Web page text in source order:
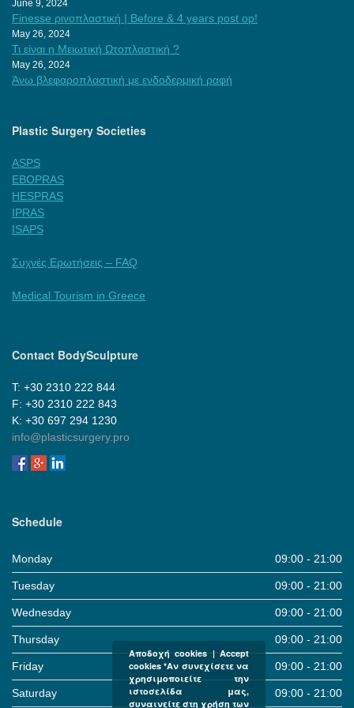
June 9, 2024
Finesse ρινοπλαστική | Before & 4 years post op!
May 26, 2024
Τι είναι η Μειωτική Ωτοπλαστική ?
May 26, 2024
Άνω βλεφαροπλαστική με ενδοδερμική ραφή
Plastic Surgery Societies
ASPS
EBOPRAS
HESPRAS
IPRAS
ISAPS
Συχνές Ερωτήσεις – FAQ
Medical Tourism in Greece
Contact BodySculpture
Τ: +30 2310 222 844
F: +30 2310 222 843
Κ: +30 697 294 1230
info@plasticsurgery.pro
Schedule
Monday 09:00 - 21:00
Tuesday 09:00 - 21:00
Wednesday 09:00 - 21:00
Thursday 09:00 - 21:00
Friday 09:00 - 21:00
Saturday 09:00 - 21:00
Αποδοχή cookies | Accept
cookies *Αν συνεχίσετε να
χρησιμοποιείτε την
ιστοσελίδα μας,
συναινείτε στη χρήση των